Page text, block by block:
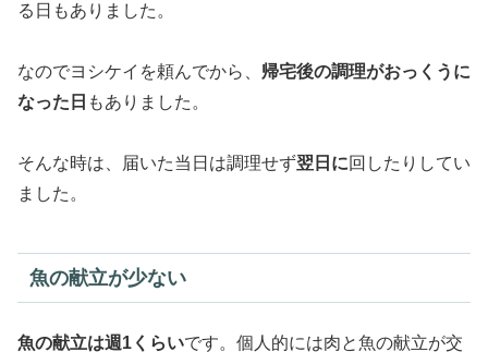
る日もありました。
なのでヨシケイを頼んでから、 帰宅後の調理がおっくうに
なった日 もありました。
そんな時は、届いた当日は調理せず翌日に回したりしてい
ました。
魚の献立が少ない
魚の献立は週1くらいです。個人的には肉と魚の献立が交